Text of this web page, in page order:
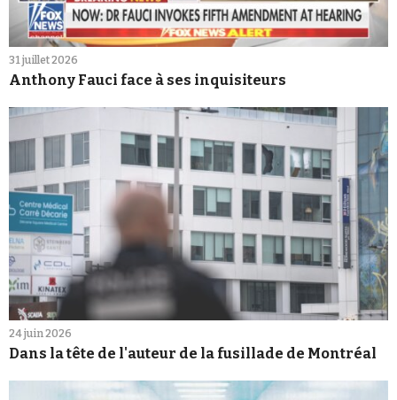
31 juillet 2026
Anthony Fauci face à ses inquisiteurs
24 juin 2026
Dans la tête de l'auteur de la fusillade de Montréal